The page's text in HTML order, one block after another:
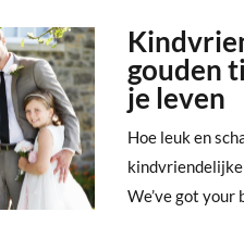
gouden
je leven
Hoe leuk en
We’ve got your